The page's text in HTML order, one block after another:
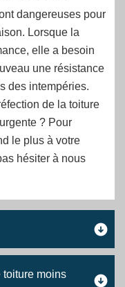
dangereuses pour
Lorsque la
elle a besoin
une résistance
des intempéries.
de la toiture
? Pour
le plus à votre
hésiter à nous
toiture moins